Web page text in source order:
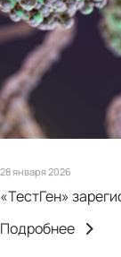
28 января 2026
«ТестГен»
Подробнее